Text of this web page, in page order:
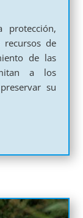
de
de las
a los
su